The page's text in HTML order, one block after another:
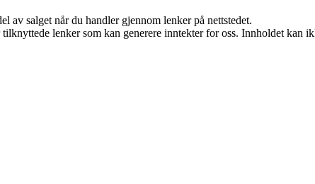
av salget når du handler gjennom lenker på nettstedet.
lenker som kan generere inntekter for oss. Innholdet kan